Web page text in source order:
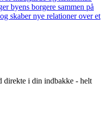
byens borgere sammen på
skaber nye relationer over et
direkte i din indbakke - helt